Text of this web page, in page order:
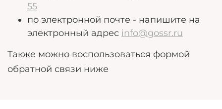
55
по электронной почте - напишите на
электронный адрес info@gossr.ru
Также можно воспользоваться формой
обратной связи ниже